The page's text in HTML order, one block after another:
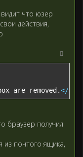
что юзер
действия,
are removed.</
браузер получил
из почтого ящика,